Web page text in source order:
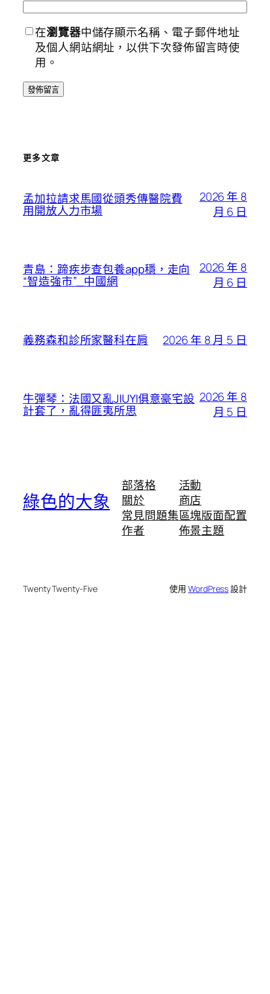
在瀏覽器中儲存顯示名稱、電子郵件地址
及個人網站網址，以供下次發佈留言時使
用。
更多文章
孟加拉請求馬國從頭秀傳醫院費
用開放人力市場
2026 年 8
月 6 日
青島：蹄疾步查包養app穩，走向
“智造強市”_中國網
2026 年 8
月 6 日
義務森和診所家醫科在肩 2026 年 8 月 5 日
牛彈琴：法國又亂JIUYI俱意豪宅設
計套了，亂得匪夷所思
2026 年 8
月 5 日
綠色的大象
部落格
關於
常見問題集
作者
活動
商店
區塊版面配置
佈景主題
Twenty Twenty-Five 使用WordPress設計